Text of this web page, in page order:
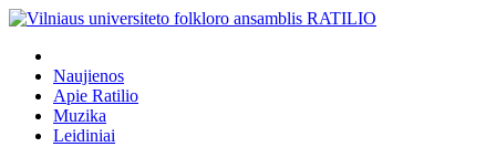
Naujienos
Apie Ratilio
Muzika
Leidiniai